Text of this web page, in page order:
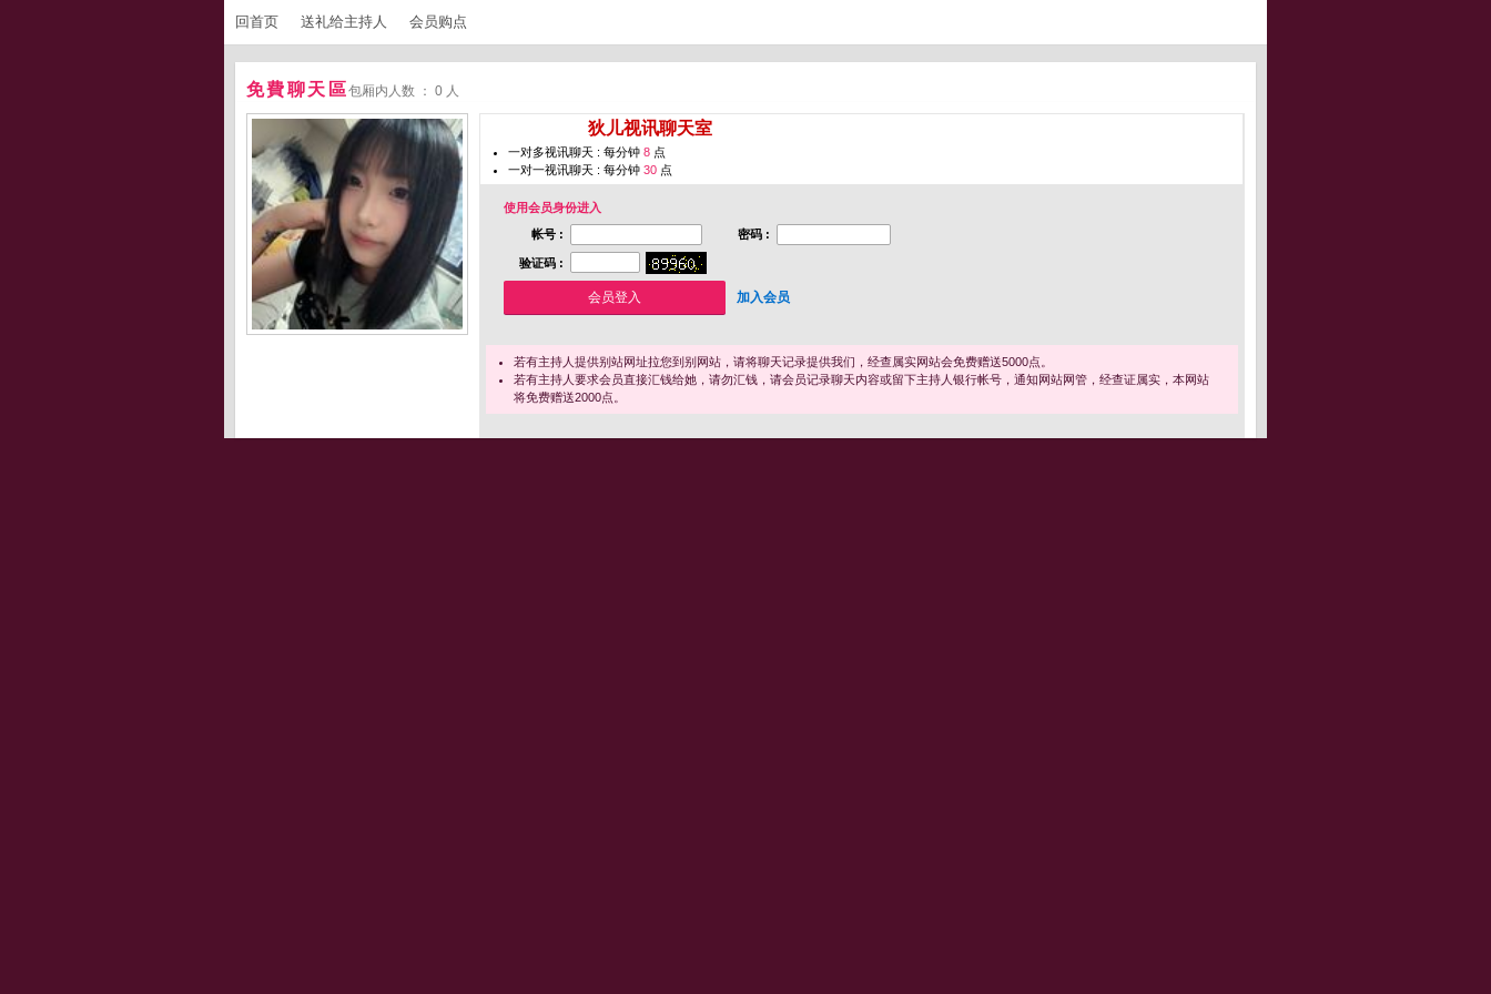
回首页 送礼给主持人 会员购点
免費聊天區包厢内人数 ： 0 人
狄儿视讯聊天室
一对多视讯聊天 : 每分钟 8 点
一对一视讯聊天 : 每分钟 30 点
使用会员身份进入
帐号 :
密码 :
验证码 :
加入会员
若有主持人提供别站网址拉您到别网站，请将聊天记录提供我们，经查属实网站会免费赠送5000点。
若有主持人要求会员直接汇钱给她，请勿汇钱，请会员记录聊天内容或留下主持人银行帐号，通知网站网管，经查证属实，本网站
将免费赠送2000点。